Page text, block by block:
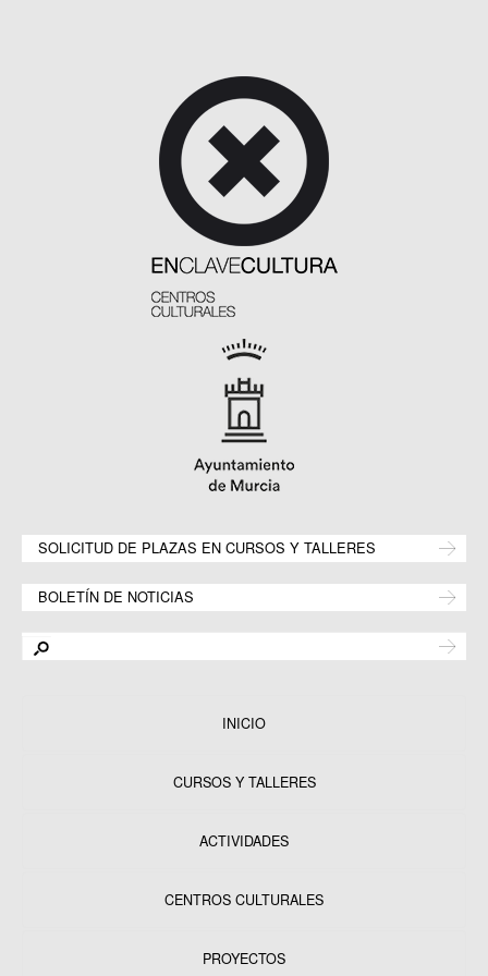
SOLICITUD DE PLAZAS EN CURSOS Y TALLERES
BOLETÍN DE NOTICIAS
INICIO
CURSOS Y TALLERES
ACTIVIDADES
CENTROS CULTURALES
PROYECTOS